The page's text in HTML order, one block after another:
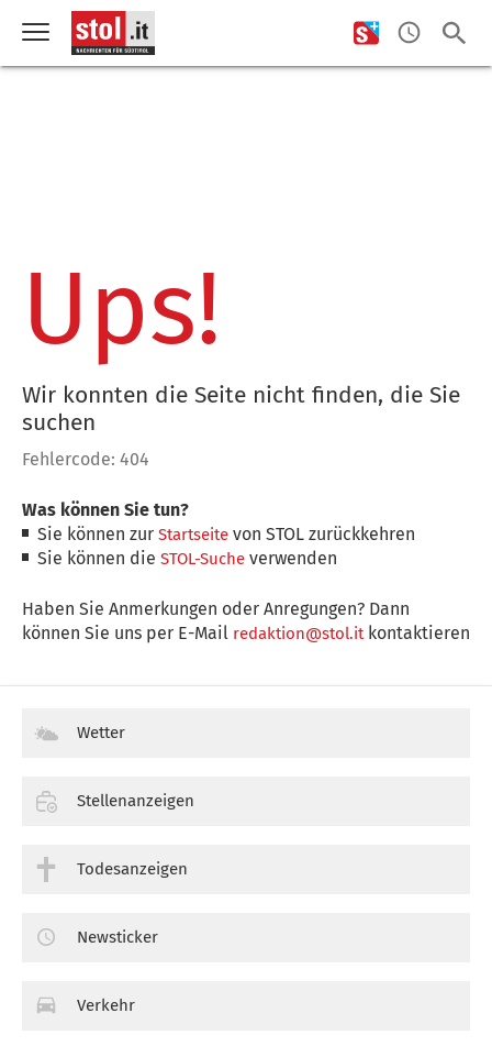
Ups!
Wir konnten die Seite nicht finden, die Sie
suchen
Fehlercode: 404
Was können Sie tun?
Sie können zurStartseite von STOL zurückkehren
Sie können dieSTOL-Suche verwenden
Haben Sie Anmerkungen oder Anregungen? Dann
können Sie uns per E-Mail redaktion@stol.itkontaktieren
Wetter
Stellenanzeigen
Todesanzeigen
Newsticker
Verkehr